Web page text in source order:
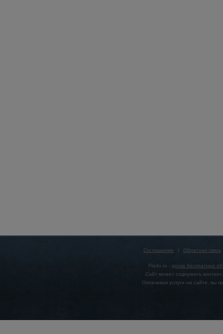
Соглашение | Обратная связь
Flado.ru - доска бесплатных
Сайт может содержать
Оплачивая услуги на сайте, вы